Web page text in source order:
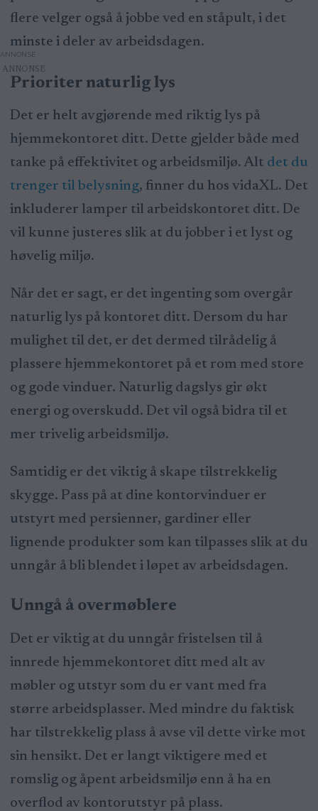
flere velger også å jobbe ved en ståpult, i det
minste i deler av arbeidsdagen.
ANNONSE
Prioriter naturlig lys
Det er helt avgjørende med riktig lys på
hjemmekontoret ditt. Dette gjelder både med
tanke på effektivitet og arbeidsmiljø. Alt det du
trenger til belysning, finner du hos vidaXL. Det
inkluderer lamper til arbeidskontoret ditt. De
vil kunne justeres slik at du jobber i et lyst og
høvelig miljø.
Når det er sagt, er det ingenting som overgår
naturlig lys på kontoret ditt. Dersom du har
mulighet til det, er det dermed tilrådelig å
plassere hjemmekontoret på et rom med store
og gode vinduer. Naturlig dagslys gir økt
energi og overskudd. Det vil også bidra til et
mer trivelig arbeidsmiljø.
Samtidig er det viktig å skape tilstrekkelig
skygge. Pass på at dine kontorvinduer er
utstyrt med persienner, gardiner eller
lignende produkter som kan tilpasses slik at du
unngår å bli blendet i løpet av arbeidsdagen.
Unngå å overmøblere
Det er viktig at du unngår fristelsen til å
innrede hjemmekontoret ditt med alt av
møbler og utstyr som du er vant med fra
større arbeidsplasser. Med mindre du faktisk
har tilstrekkelig plass å avse vil dette virke mot
sin hensikt. Det er langt viktigere med et
romslig og åpent arbeidsmiljø enn å ha en
overflod av kontorutstyr på plass.